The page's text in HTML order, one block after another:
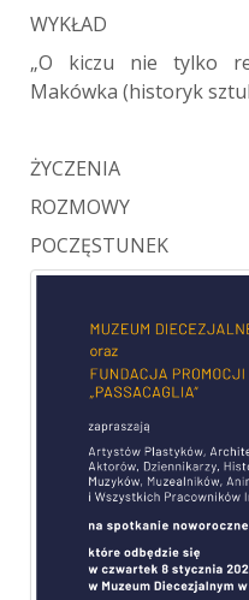
WYKŁAD
„O kiczu nie tylko
Makówka (historyk
ŻYCZENIA
ROZMOWY
POCZĘSTUNEK